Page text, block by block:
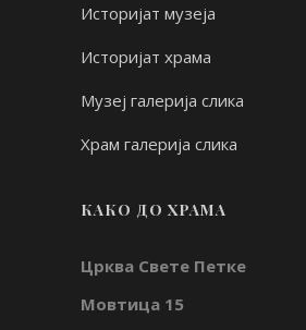
Историјат музеја
Историјат храма
Музеј галерија слика
Храм галерија слика
КАКО ДО ХРАМА
Црква Свете Петке
Мовтица 15